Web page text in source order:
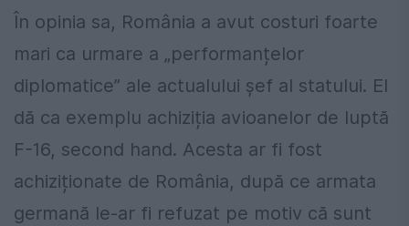
În opinia sa, România a avut costuri foarte
mari ca urmare a „performanțelor
diplomatice” ale actualului șef al statului. El
dă ca exemplu achiziția avioanelor de luptă
F-16, second hand. Acesta ar fi fost
achiziționate de România, după ce armata
germană le-ar fi refuzat pe motiv că sunt